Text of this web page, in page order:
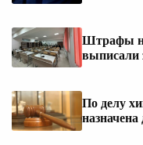
Штрафы
выписали
По делу
назначена